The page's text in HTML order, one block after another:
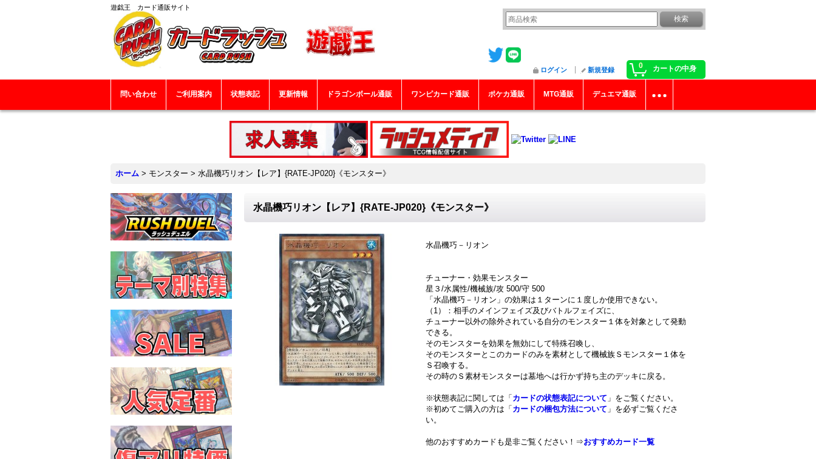
遊戯王 カード通販サイト
0 カートの中身
ログイン 新規登録
問い合わせ ご利用案内 状態表記 更新情報 ドラゴンボール通販 ワンピカード通販 ポケカ通販 MTG通販 デュエマ通販
ホーム > モンスター > 水晶機巧リオン【レア】{RATE-JP020}《モンスター》
水晶機巧リオン【レア】{RATE-JP020}《モンスター》
水晶機巧－リオン
チューナー・効果モンスター
星３/水属性/機械族/攻 500/守 500
「水晶機巧－リオン」の効果は１ターンに１度しか使用できない。
（1）：相手のメインフェイズ及びバトルフェイズに、
チューナー以外の除外されている自分のモンスター１体を対象として発動
できる。
そのモンスターを効果を無効にして特殊召喚し、
そのモンスターとこのカードのみを素材として機械族Ｓモンスター１体を
Ｓ召喚する。
その時のＳ素材モンスターは墓地へは行かず持ち主のデッキに戻る。
※状態表記に関しては「 カードの状態表記について 」をご覧ください。
※初めてご購入の方は「 カードの梱包方法について 」を必ずご覧くださ
い。
他のおすすめカードも是非ご覧ください！⇒おすすめカード一覧